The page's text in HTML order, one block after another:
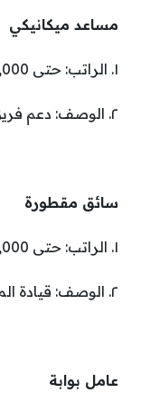
مساعد ميكانيكي
١. الراتب: حتى 9,000 جنيه.
٢. الوصف: دعم فريق الصيانة.
سائق مقطورة
١. الراتب: حتى 9,000 جنيه.
٢. الوصف: قيادة المقطورات.
عامل بوابة